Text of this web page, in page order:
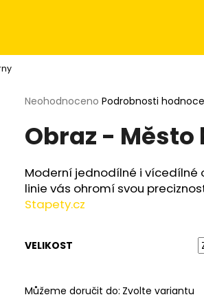
Průměrné
produktu
je
z
5
hvězdiček.
Neohodnoceno Podrobnosti
Obraz -
Moderní jednodílné i vícedílné
linie vás ohromí svou
Stapety.cz
VELIKOST
Můžeme doručit do: Zvolte variantu
HLEDAT
OBRAZ - HUDEBNÍ